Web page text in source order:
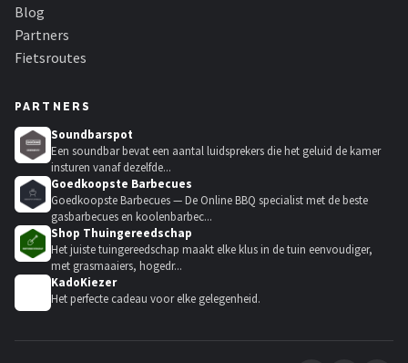
Blog
Partners
Fietsroutes
PARTNERS
Soundbarspot
Een soundbar bevat een aantal luidsprekers die het geluid de kamer
insturen vanaf dezelfde...
Goedkoopste Barbecues
Goedkoopste Barbecues — De Online BBQ specialist met de beste
gasbarbecues en koolenbarbec...
Shop Thuingereedschap
Het juiste tuingereedschap maakt elke klus in de tuin eenvoudiger,
met grasmaaiers, hogedr...
KadoKiezer
Het perfecte cadeau voor elke gelegenheid.